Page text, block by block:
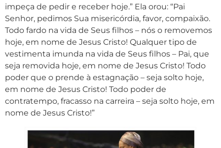
impeça de pedir e receber hoje.” Ela orou: “Pai
Senhor, pedimos Sua misericórdia, favor, compaixão.
Todo fardo na vida de Seus filhos – nós o removemos
hoje, em nome de Jesus Cristo! Qualquer tipo de
vestimenta imunda na vida de Seus filhos – Pai, que
seja removida hoje, em nome de Jesus Cristo! Todo
poder que o prende à estagnação – seja solto hoje,
em nome de Jesus Cristo! Todo poder de
contratempo, fracasso na carreira – seja solto hoje, em
nome de Jesus Cristo!”